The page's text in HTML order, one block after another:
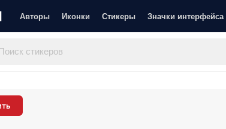
Авторы Иконки Стикеры Значки интерфейса